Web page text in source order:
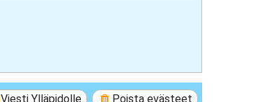
Poista evästeet
Viesti Ylläpidolle